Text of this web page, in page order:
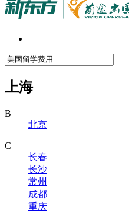
上海
B
北京
C
长春
长沙
常州
成都
重庆